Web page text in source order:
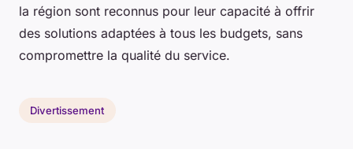
la région sont reconnus pour leur capacité à offrir
des solutions adaptées à tous les budgets, sans
compromettre la qualité du service.
Divertissement